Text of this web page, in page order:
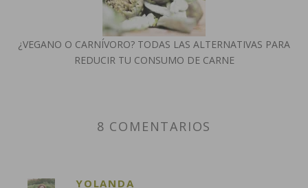
¿VEGANO O CARNÍVORO? TODAS LAS ALTERNATIVAS PARA
REDUCIR TU CONSUMO DE CARNE
8 COMENTARIOS
YOLANDA